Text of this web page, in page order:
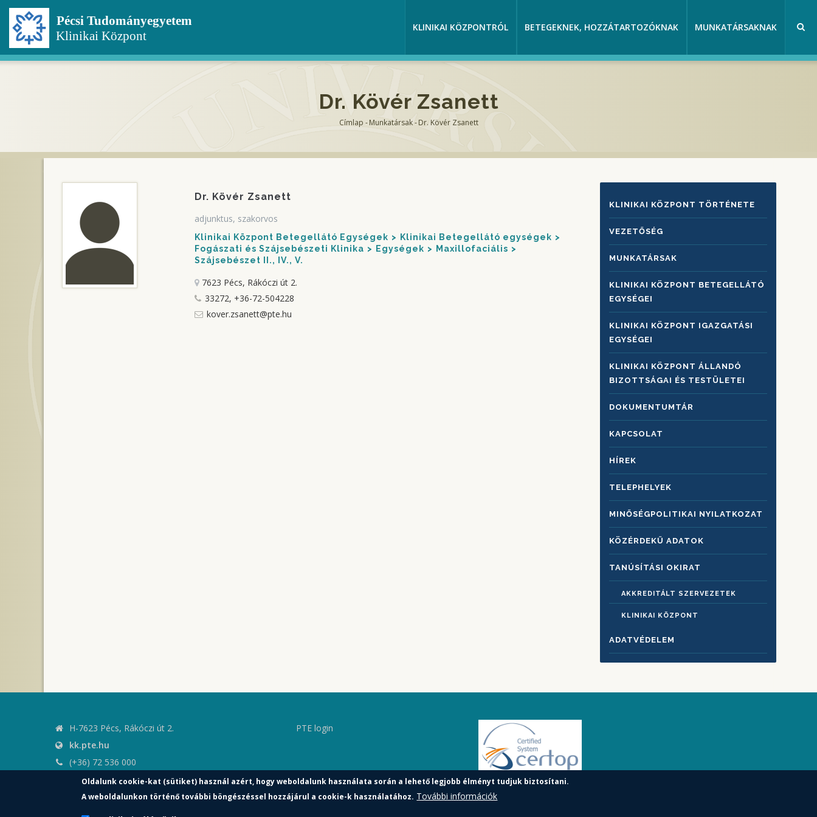
Ugrás
tartalomra
KLINIKAI KÖZPONTRÓL BETEGEKNEK, HOZZÁTARTOZÓKNAK MUNKATÁRSAKNAK
Dr. Kövér Zsanett
Címlap - Munkatársak - Dr. Kövér Zsanett
Dr. Kövér Zsanett
adjunktus, szakorvos
Klinikai Központ Betegellátó Egységek
Klinikai Betegellátó egységek
Fogászati és Szájsebészeti Klinika
Egységek
Maxillofaciális
Szájsebészet II., IV., V.
7623 Pécs, Rákóczi út 2.
33272, +36-72-504228
kover.zsanett@pte.hu
KLINIKAI
KÖZPONTRÓL
KLINIKAI KÖZPONT TÖRTÉNETE
VEZETŐSÉG
MUNKATÁRSAK
KLINIKAI KÖZPONT BETEGELLÁTÓ
EGYSÉGEI
KLINIKAI KÖZPONT IGAZGATÁSI
EGYSÉGEI
KLINIKAI KÖZPONT ÁLLANDÓ
BIZOTTSÁGAI ÉS TESTÜLETEI
DOKUMENTUMTÁR
KAPCSOLAT
HÍREK
TELEPHELYEK
MINŐSÉGPOLITIKAI NYILATKOZAT
KÖZÉRDEKŰ ADATOK
TANÚSÍTÁSI OKIRAT
AKKREDITÁLT SZERVEZETEK
KLINIKAI KÖZPONT
ADATVÉDELEM
H-7623 Pécs, Rákóczi út 2.
kk.pte.hu
(+36) 72 536 000
kk.elnoki.hivatal@pte.hu
pte.hu
PTE login
Oldalunk cookie-kat (sütiket) használ azért, hogy weboldalunk használata során a lehető legjobb élményt tudjuk biztosítani.
A weboldalunkon történő további böngészéssel hozzájárul a cookie-k használatához. További információk